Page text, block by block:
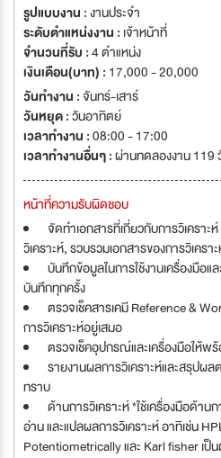
รูปแบบงาน :งานประจำ
ระดับตำแหน่งงาน : เจ้าหน้าที่
จำนวนที่รับ :4 ตำแหน่ง
เงินเดือน(บาท) : 17,000 - 20,000
วันทำงาน :จันทร์-เสาร์
วันหยุด :วันอาทิตย์
เวลาทำงาน :08:00 - 17:00
เวลาทำงานอื่นๆ :ผ่านทดลองงาน 119
หน้าที่ความรับผิดชอบ
จัดทำเอกสารที่เกี่ยวกับการวิเครา
วิเคราะห์, รวบรวมเอกสารของการวิเครา
บันทึกข้อมูลในการใช้งานเครื่องมือ
บันทึกทุกครั้ง
ตรวจเช็คสารเคมี Reference &
การวิเคราะห์อยู่เสมอ
ตรวจเช็คอุปกรณ์และเครื่องมือให้พ
รายงานผลการวิเคราะห์และสรุปผ
ทราบ
ด้านการวิเคราะห์ *ใช้เครื่องมือด้า
อ่าน และแปลผลการวิเคราะห์ อาทิเช่น
Potentiometrically และ Karl fisher เป็